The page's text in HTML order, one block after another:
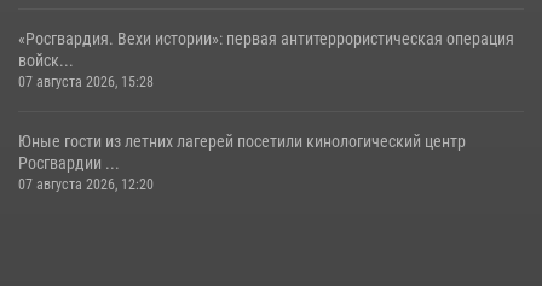
«Росгвардия. Вехи истории»: первая антитеррористическая операция
войск...
07 августа 2026, 15:28
Юные гости из летних лагерей посетили кинологический центр
Росгвардии ...
07 августа 2026, 12:20